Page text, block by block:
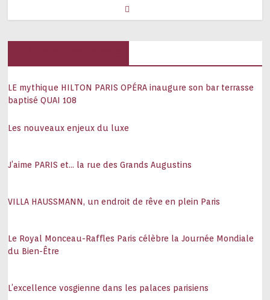
LE mythique HILTON PARIS OPÉRA inaugure son bar terrasse
baptisé QUAI 108
Les nouveaux enjeux du luxe
J’aime PARIS et… la rue des Grands Augustins
VILLA HAUSSMANN, un endroit de rêve en plein Paris
Le Royal Monceau-Raffles Paris célèbre la Journée Mondiale
du Bien-Être
L’excellence vosgienne dans les palaces parisiens